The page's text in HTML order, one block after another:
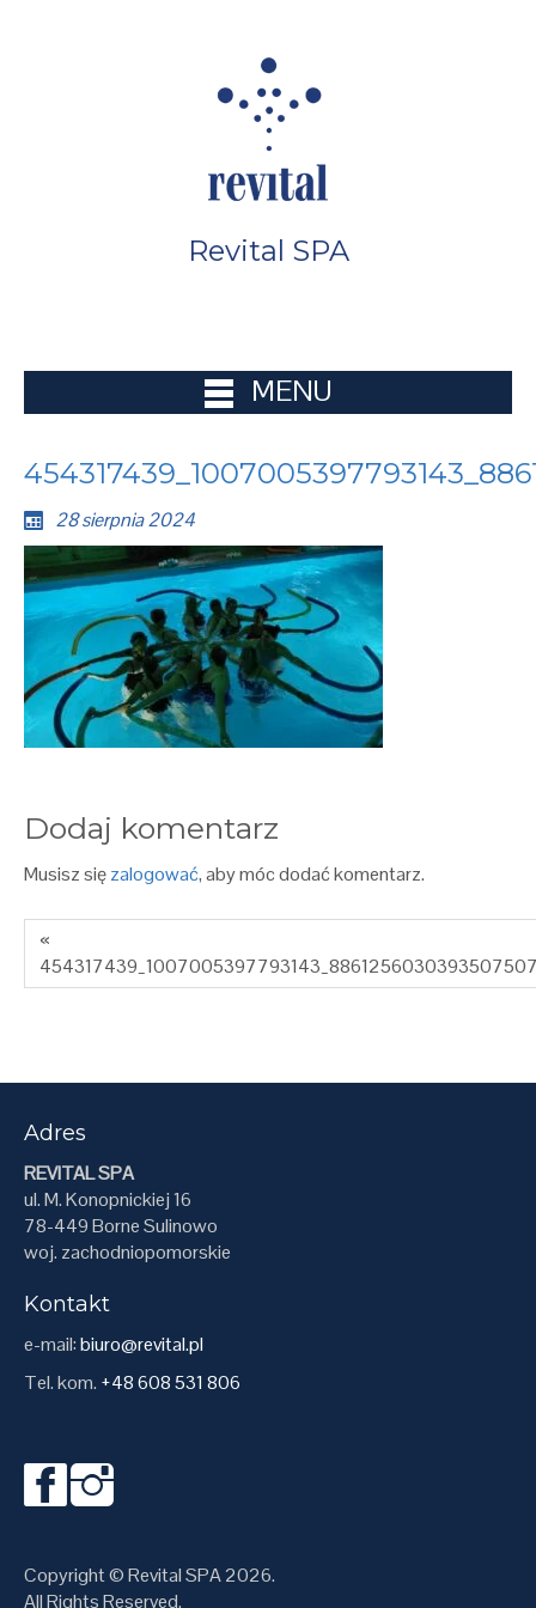
Revital SPA
MENU
28 sierpnia 2024
Dodaj komentarz
Musisz sięzalogować, aby móc dodać komentarz.
«
Adres
REVITAL SPA
ul. M. Konopnickiej 16
78-449 Borne Sulinowo
woj. zachodniopomorskie
Kontakt
e-mail:biuro@revital.pl
Tel. kom. +48 608 531 806
Copyright © Revital SPA 2026.
All Rights Reserved.